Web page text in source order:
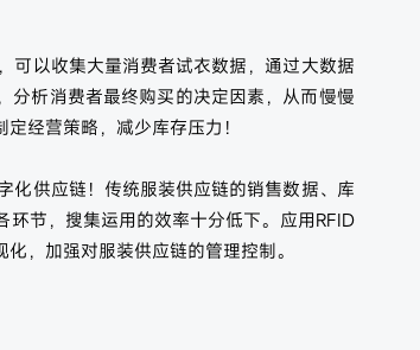
可以收集大量消费者试衣数据，通过大数据
分析消费者最终购买的决定因素，从而慢慢
经营策略，减少库存压力！
化供应链！传统服装供应链的销售数据、库
节，搜集运用的效率十分低下。应用RFID
，加强对服装供应链的管理控制。